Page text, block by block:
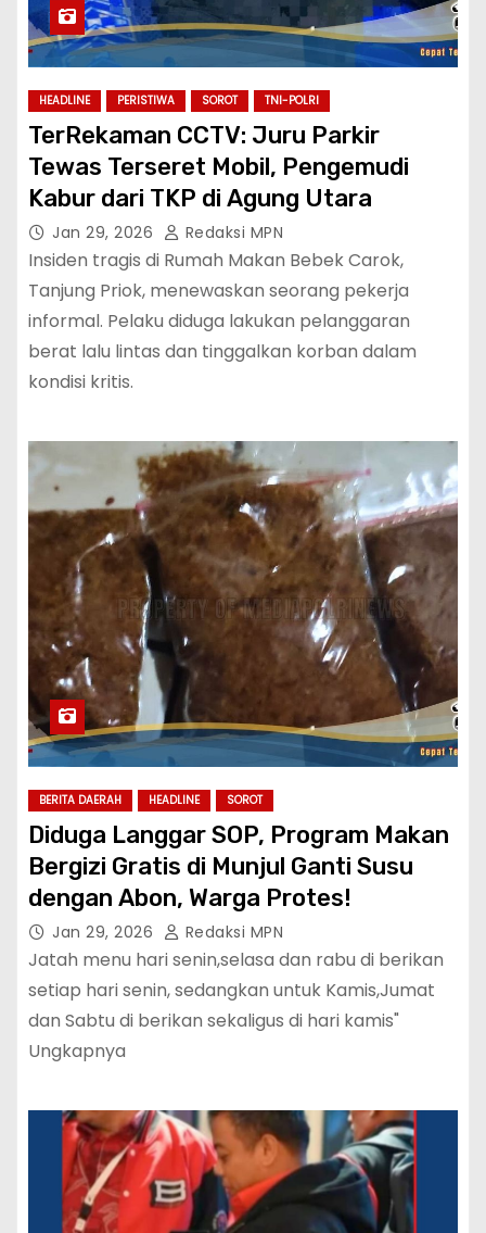
HEADLINE PERISTIWA SOROT TNI-POLRI
‎TerRekaman CCTV: Juru Parkir
Tewas Terseret Mobil, Pengemudi
Kabur dari TKP di Agung Utara
Jan 29, 2026 Redaksi MPN
‎Insiden tragis di Rumah Makan Bebek Carok,
Tanjung Priok, menewaskan seorang pekerja
informal. Pelaku diduga lakukan pelanggaran
berat lalu lintas dan tinggalkan korban dalam
kondisi kritis.
BERITA DAERAH HEADLINE SOROT
Diduga Langgar SOP, Program Makan
Bergizi Gratis di Munjul Ganti Susu
dengan Abon, Warga Protes!
Jan 29, 2026 Redaksi MPN
Jatah menu hari senin,selasa dan rabu di berikan
setiap hari senin, sedangkan untuk Kamis,Jumat
dan Sabtu di berikan sekaligus di hari kamis"
Ungkapnya